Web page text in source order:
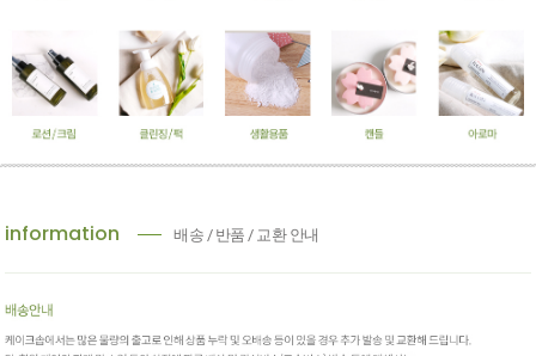
information 배송 / 반품 / 교환 안내